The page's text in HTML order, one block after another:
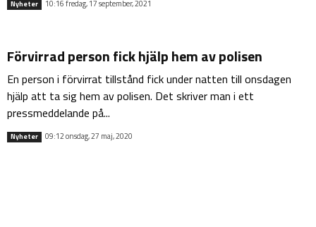
Nyheter 10:16 fredag, 17 september, 2021
Förvirrad person fick hjälp hem av polisen
En person i förvirrat tillstånd fick under natten till onsdagen
hjälp att ta sig hem av polisen. Det skriver man i ett
pressmeddelande på...
Nyheter 09:12 onsdag, 27 maj, 2020